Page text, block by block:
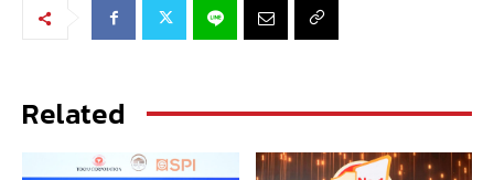
Related